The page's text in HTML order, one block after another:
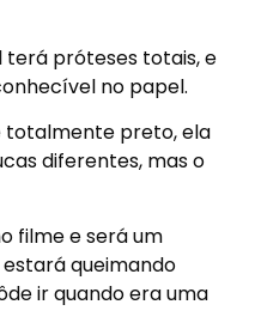
terá próteses totais, e
no papel.
totalmente preto, ela
diferentes, mas o
filme e será um
queimando
ir quando era uma